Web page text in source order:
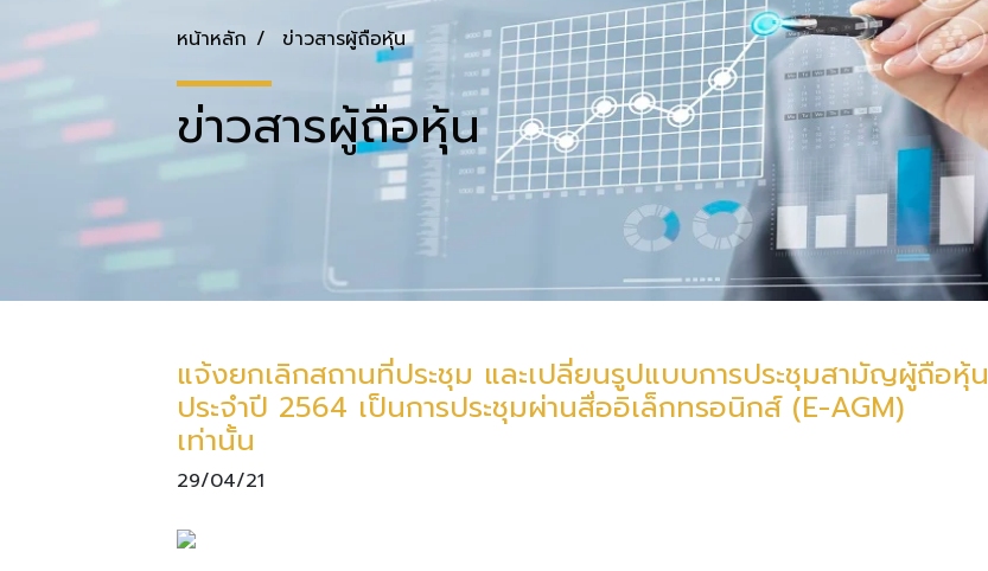
หน้าหลัก ข่าวสารผู้ถือหุ้น
ข่าวสารผู้ถือหุ้น
แจ้งยกเลิกสถานที่ประชุม และเปลี่ยนรูปแบบการประชุมสามัญผู้ถือหุ้น
ประจำปี 2564 เป็นการประชุมผ่านสื่ออิเล็กทรอนิกส์ (E-AGM)
เท่านั้น
29/04/21